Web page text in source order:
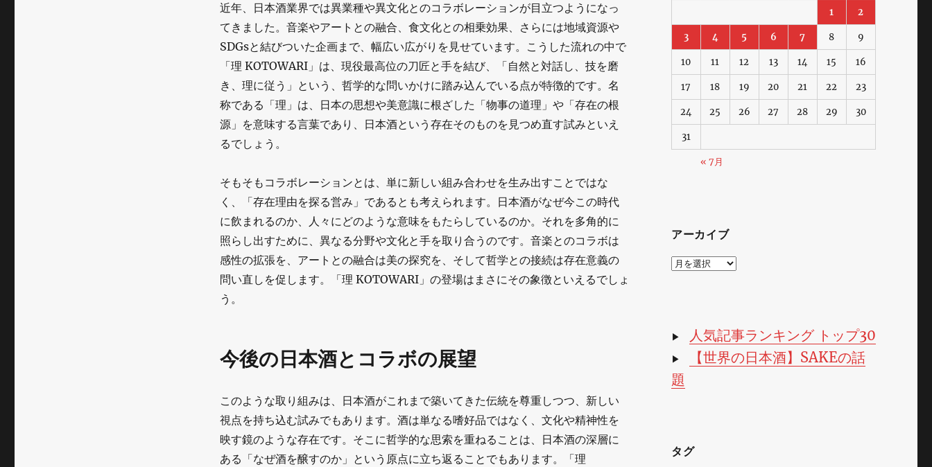
近年、日本酒業界では異業種や異文化とのコラボレーションが目立つようになっ
てきました。音楽やアートとの融合、食文化との相乗効果、さらには地域資源や
SDGsと結びついた企画まで、幅広い広がりを見せています。こうした流れの中で
「理 KOTOWARI」は、現役最高位の刀匠と手を結び、「自然と対話し、技を磨
き、理に従う」という、哲学的な問いかけに踏み込んでいる点が特徴的です。名
称である「理」は、日本の思想や美意識に根ざした「物事の道理」や「存在の根
源」を意味する言葉であり、日本酒という存在そのものを見つめ直す試みといえ
るでしょう。
そもそもコラボレーションとは、単に新しい組み合わせを生み出すことではな
く、「存在理由を探る営み」であるとも考えられます。日本酒がなぜ今この時代
に飲まれるのか、人々にどのような意味をもたらしているのか。それを多角的に
照らし出すために、異なる分野や文化と手を取り合うのです。音楽とのコラボは
感性の拡張を、アートとの融合は美の探究を、そして哲学との接続は存在意義の
問い直しを促します。「理 KOTOWARI」の登場はまさにその象徴といえるでしょ
う。
今後の日本酒とコラボの展望
このような取り組みは、日本酒がこれまで築いてきた伝統を尊重しつつ、新しい
視点を持ち込む試みでもあります。酒は単なる嗜好品ではなく、文化や精神性を
映す鏡のような存在です。そこに哲学的な思索を重ねることは、日本酒の深層に
ある「なぜ酒を醸すのか」という原点に立ち返ることでもあります。「理
1 2
3 4 5 6 7 8 9
10 11 12 13 14 15 16
17 18 19 20 21 22 23
24 25 26 27 28 29 30
31
« 7月
アーカイブ
ア
▶
人気記事ランキング トップ30
▶
【世界の日本酒】SAKEの話
題
タグ